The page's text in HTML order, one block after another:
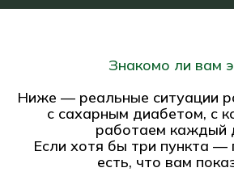
Знакомо ли вам
Ниже — реальные ситуации
с сахарным диабетом, с
работаем каждый
Если хотя бы три пункта —
есть, что вам